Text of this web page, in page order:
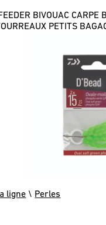
BIVOUAC CARPE
PETITS
ligne \ Perles